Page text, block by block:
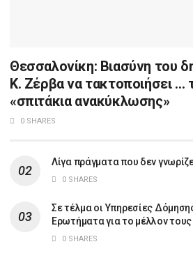
Θεσσαλονίκη: Βιασύνη του
Κ. Ζέρβα να τακτοποιήσει …
«σπιτάκια ανακύκλωσης»
0 SHARES
Λίγα πράγματα που δεν
0 SHARES
Σε τέλμα οι Υπηρεσίες
Ερωτήματα για το μέλλον τους
0 SHARES